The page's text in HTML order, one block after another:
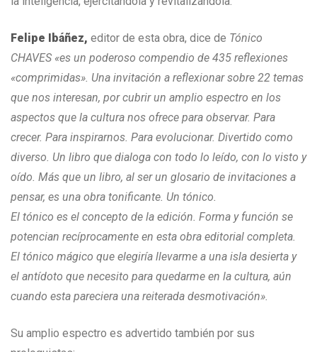
Felipe Ibáñez, editor de esta obra, dice de Tónico
CHAVES «es un poderoso compendio de 435 reflexiones
«comprimidas». Una invitación a reflexionar sobre 22 temas
que nos interesan, por cubrir un amplio espectro en los
aspectos que la cultura nos ofrece para observar. Para
crecer. Para inspirarnos. Para evolucionar. Divertido como
diverso. Un libro que dialoga con todo lo leído, con lo visto y
oído. Más que un libro, al ser un glosario de invitaciones a
pensar, es una obra tonificante. Un tónico.
El tónico es el concepto de la edición. Forma y función se
potencian recíprocamente en esta obra editorial completa.
El tónico mágico que elegiría llevarme a una isla desierta y
el antídoto que necesito para quedarme en la cultura, aún
cuando esta pareciera una reiterada desmotivación».
Su amplio espectro es advertido también por sus